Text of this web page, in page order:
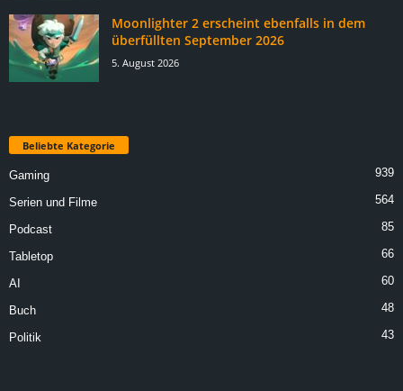
Moonlighter 2 erscheint ebenfalls in dem
überfüllten September 2026
5. August 2026
Beliebte Kategorie
Gaming 939
Serien und Filme 564
Podcast 85
Tabletop 66
AI 60
Buch 48
Politik 43